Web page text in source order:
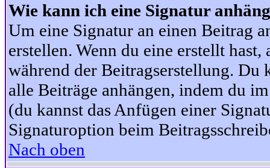
Wie kann ich eine Signatur
Um eine Signatur an einen Beitrag
erstellen. Wenn du eine erstellt
während der Beitragserstellung. Du
alle Beiträge anhängen, indem du
(du kannst das Anfügen einer
Signaturoption beim
Nach oben